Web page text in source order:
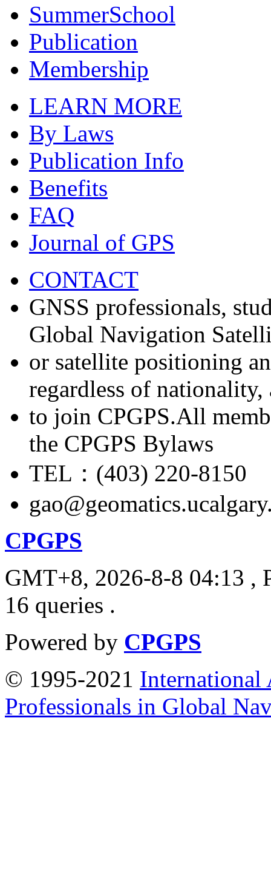
SummerSchool
Publication
Membership
LEARN MORE
By Laws
Publication Info
Benefits
FAQ
Journal of GPS
CONTACT
GNSS professionals,
Global Navigation
or satellite positioning
regardless of nationality,
to join CPGPS.All
the CPGPS Bylaws
TEL：(403) 220-8150
CPGPS
GMT+8, 2026-8-8 04:13 ,
16 queries .
Powered by CPGPS
© 1995-2021 International
Professionals in Global